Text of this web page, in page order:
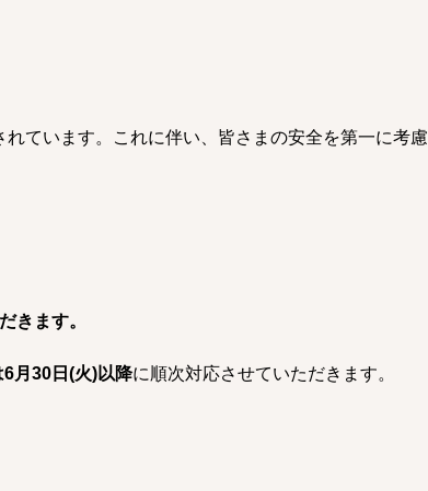
ています。これに伴い、皆さまの安全を第一に考慮
きます。
6月30日(火)以降に順次対応させていただきます。